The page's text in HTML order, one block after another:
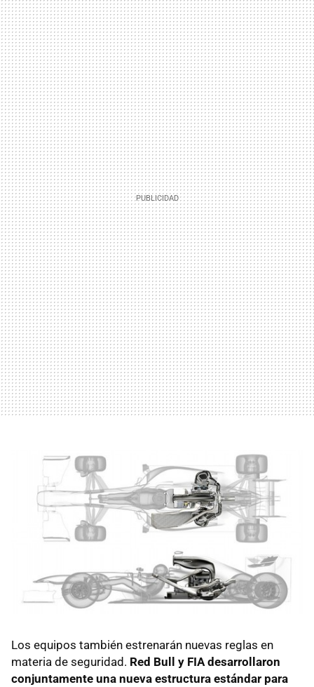
Los equipos también estrenarán nuevas reglas en
materia de seguridad. Red Bull y FIA desarrollaron
conjuntamente una nueva estructura estándar para